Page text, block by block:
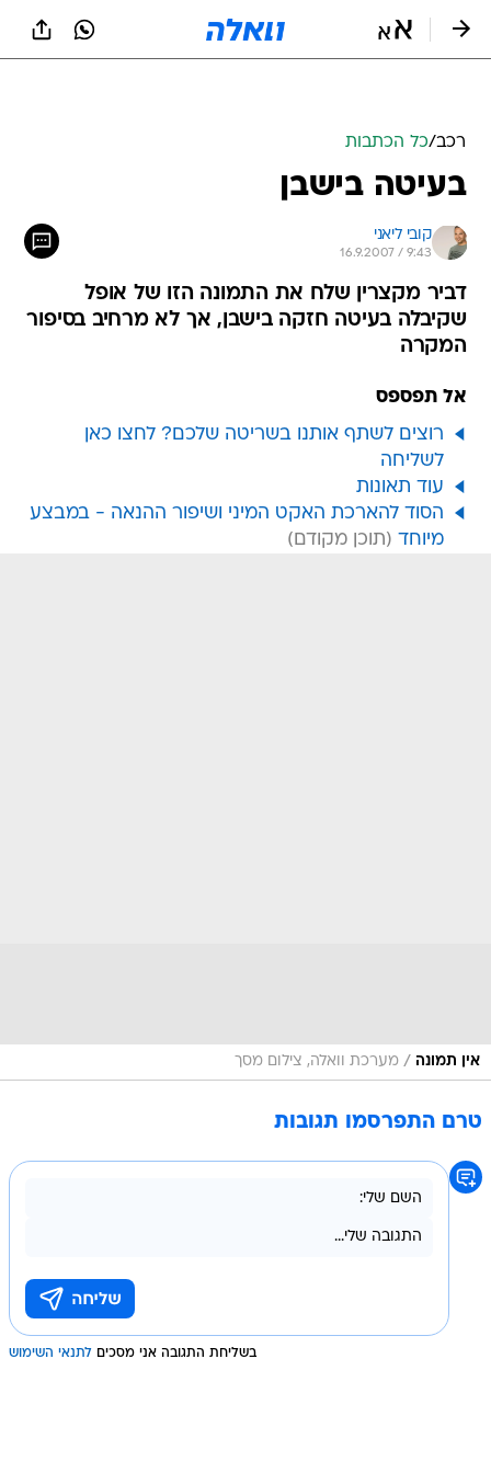
רכב/כל הכתבות
בעיטה בישבן
קובי ליאני
16.9.2007 / 9:43
דביר מקצרין שלח את התמונה הזו של אופל
שקיבלה בעיטה חזקה בישבן, אך לא מרחיב בסיפור
המקרה
אל תפספס
רוצים לשתף אותנו בשריטה שלכם? לחצו כאן
לשליחה
עוד תאונות
הסוד להארכת האקט המיני ושיפור ההנאה - במבצע
מיוחד
אין תמונה / מערכת וואלה, צילום מסך
טרם התפרסמו תגובות
בשליחת התגובה אני מסכים לתנאי השימוש